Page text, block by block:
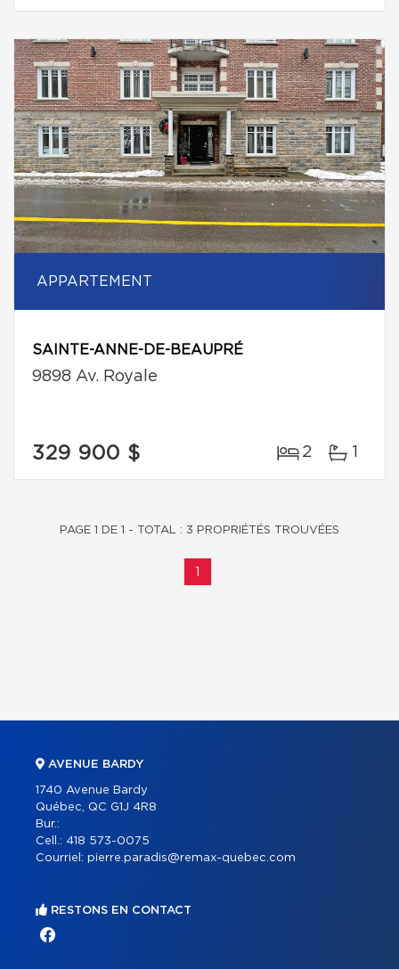
APPARTEMENT
SAINTE-ANNE-DE-BEAUPRÉ
9898 Av. Royale
329 900 $ 2 1
PAGE 1 DE 1 - TOTAL : 3 PROPRIÉTÉS TROUVÉES
AVENUE BARDY
1740 Avenue Bardy
Québec, QC G1J 4R8
Bur.:
Cell.: 418 573-0075
Courriel: pierre.paradis@remax-quebec.com
RESTONS EN CONTACT